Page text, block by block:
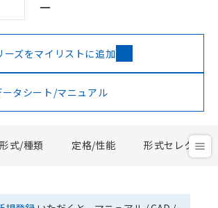
ー
ーズをマイリストに追加
タシート/マニュアル
形式/種類 定格/性能 形式セレクタ